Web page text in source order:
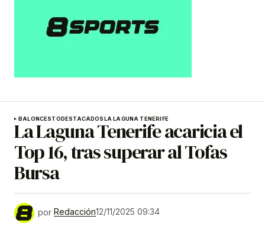
BALONCESTODESTACADOSLA LAGUNA TENERIFE
La Laguna Tenerife acaricia el
Top 16, tras superar al Tofas
Bursa
por Redacción12/11/2025 09:34